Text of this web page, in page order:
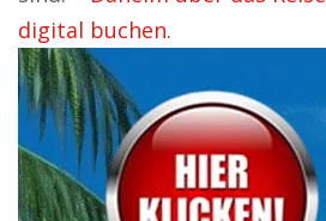
digital buchen.